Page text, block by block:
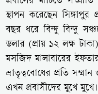
স্থাপন করেছেন সিঙ্গাপুর
বছর ধরে বিন্দু বিন্দু
ডলার (প্রায় ১২ লক্ষ
মসজিদ মালাবারের
ভ্রাতৃত্ববোধের প্রতি
এখন প্রবাসীদের মুখে মুখে।